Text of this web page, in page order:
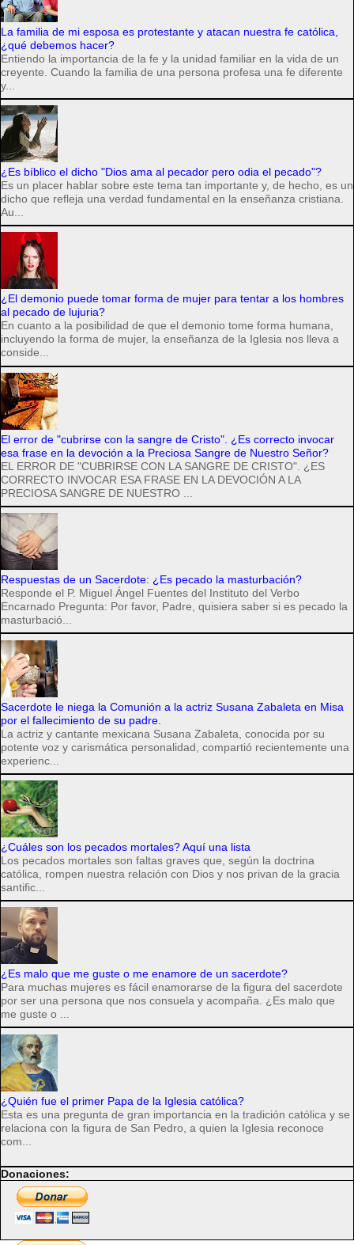
La familia de mi esposa es protestante y atacan nuestra fe católica,
¿qué debemos hacer?
Entiendo la importancia de la fe y la unidad familiar en la vida de un
creyente. Cuando la familia de una persona profesa una fe diferente
y...
¿Es bíblico el dicho "Dios ama al pecador pero odia el pecado"?
Es un placer hablar sobre este tema tan importante y, de hecho, es un
dicho que refleja una verdad fundamental en la enseñanza cristiana.
Au...
¿El demonio puede tomar forma de mujer para tentar a los hombres
al pecado de lujuria?
En cuanto a la posibilidad de que el demonio tome forma humana,
incluyendo la forma de mujer, la enseñanza de la Iglesia nos lleva a
conside...
El error de "cubrirse con la sangre de Cristo". ¿Es correcto invocar
esa frase en la devoción a la Preciosa Sangre de Nuestro Señor?
EL ERROR DE "CUBRIRSE CON LA SANGRE DE CRISTO". ¿ES
CORRECTO INVOCAR ESA FRASE EN LA DEVOCIÓN A LA
PRECIOSA SANGRE DE NUESTRO ...
Respuestas de un Sacerdote: ¿Es pecado la masturbación?
Responde el P. Miguel Ángel Fuentes del Instituto del Verbo
Encarnado Pregunta: Por favor, Padre, quisiera saber si es pecado la
masturbació...
Sacerdote le niega la Comunión a la actriz Susana Zabaleta en Misa
por el fallecimiento de su padre.
La actriz y cantante mexicana Susana Zabaleta, conocida por su
potente voz y carismática personalidad, compartió recientemente una
experienc...
¿Cuáles son los pecados mortales? Aquí una lista
Los pecados mortales son faltas graves que, según la doctrina
católica, rompen nuestra relación con Dios y nos privan de la gracia
santific...
¿Es malo que me guste o me enamore de un sacerdote?
Para muchas mujeres es fácil enamorarse de la figura del sacerdote
por ser una persona que nos consuela y acompaña. ¿Es malo que
me guste o ...
¿Quién fue el primer Papa de la Iglesia católica?
Esta es una pregunta de gran importancia en la tradición católica y se
relaciona con la figura de San Pedro, a quien la Iglesia reconoce
com...
Donaciones: